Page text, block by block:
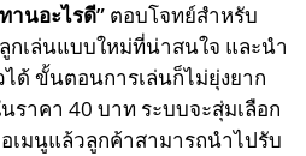
านอะไรดี” ตอบโจทย์สำหรับ
เล่นแบบใหม่ที่น่าสนใจ และนำ
ด้ ขั้นตอนการเล่นก็ไม่ยุ่งยาก
ราคา 40 บาท ระบบจะสุ่มเลือก
เมนูแล้วลูกค้าสามารถนำไปรับ